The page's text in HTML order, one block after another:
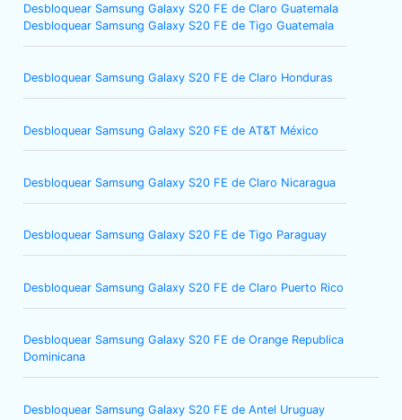
Desbloquear Samsung Galaxy S20 FE de Claro Guatemala
Desbloquear Samsung Galaxy S20 FE de Tigo Guatemala
Desbloquear Samsung Galaxy S20 FE de Claro Honduras
Desbloquear Samsung Galaxy S20 FE de AT&T México
Desbloquear Samsung Galaxy S20 FE de Claro Nicaragua
Desbloquear Samsung Galaxy S20 FE de Tigo Paraguay
Desbloquear Samsung Galaxy S20 FE de Claro Puerto Rico
Desbloquear Samsung Galaxy S20 FE de Orange Republica
Dominicana
Desbloquear Samsung Galaxy S20 FE de Antel Uruguay